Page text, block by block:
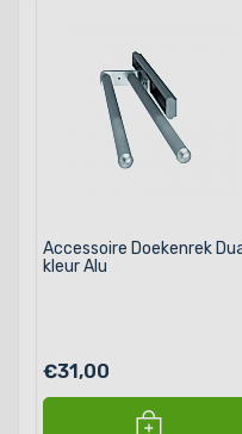
Accessoire Doekenrek
kleur Alu
€31,00